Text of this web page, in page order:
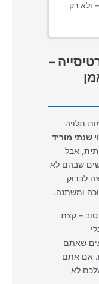
ולא רק
–
תלויה
שנתי מוריד
, אבל
שבהם לא
לבדוק
ומשתנה.
טוב – קצת
שאתם
אם אתם
לא